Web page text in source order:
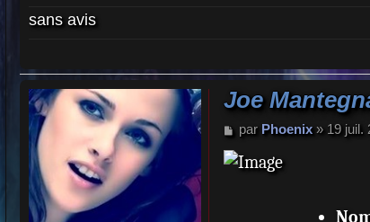
sans avis
Joe
M
s
par Phoenix» 19 juil.